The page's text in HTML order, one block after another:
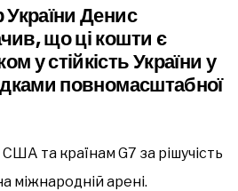
України Денис
що ці кошти є
у стійкість України у
повномасштабної
та країнам G7 за рішучість
міжнародній арені.